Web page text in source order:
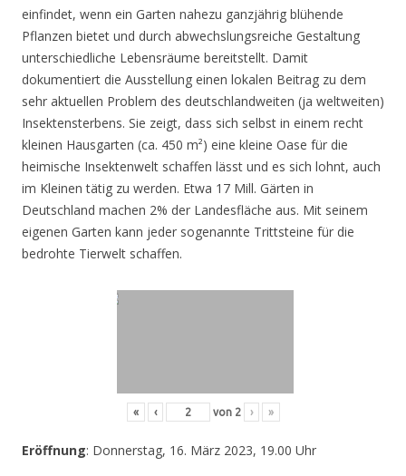
einfindet, wenn ein Garten nahezu ganzjährig blühende
Pflanzen bietet und durch abwechslungsreiche Gestaltung
unterschiedliche Lebensräume bereitstellt. Damit
dokumentiert die Ausstellung einen lokalen Beitrag zu dem
sehr aktuellen Problem des deutschlandweiten (ja weltweiten)
Insektensterbens. Sie zeigt, dass sich selbst in einem recht
kleinen Hausgarten (ca. 450 m²) eine kleine Oase für die
heimische Insektenwelt schaffen lässt und es sich lohnt, auch
im Kleinen tätig zu werden. Etwa 17 Mill. Gärten in
Deutschland machen 2% der Landesfläche aus. Mit seinem
eigenen Garten kann jeder sogenannte Trittsteine für die
bedrohte Tierwelt schaffen.
« ‹ von 2 › »
Eröffnung: Donnerstag, 16. März 2023, 19.00 Uhr